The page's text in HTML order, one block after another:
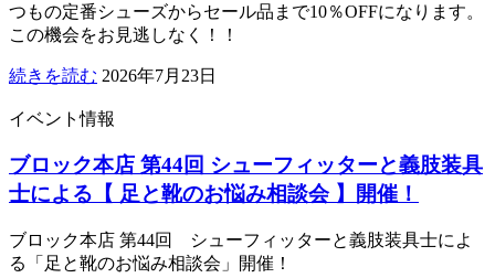
つもの定番シューズからセール品まで10％OFFになります。
この機会をお見逃しなく！！
続きを読む 2026年7月23日
イベント情報
ブロック本店 第44回 シューフィッターと義肢装具
士による【 足と靴のお悩み相談会 】開催！
ブロック本店 第44回 シューフィッターと義肢装具士によ
る「足と靴のお悩み相談会」開催！